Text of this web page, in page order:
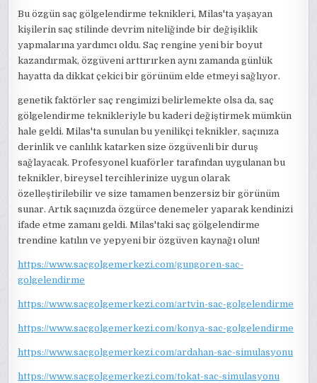
Bu özgün saç gölgelendirme teknikleri, Milas'ta yaşayan
kişilerin saç stilinde devrim niteliğinde bir değişiklik
yapmalarına yardımcı oldu. Saç rengine yeni bir boyut
kazandırmak, özgüveni arttırırken aynı zamanda günlük
hayatta da dikkat çekici bir görünüm elde etmeyi sağlıyor.
genetik faktörler saç rengimizi belirlemekte olsa da, saç
gölgelendirme teknikleriyle bu kaderi değiştirmek mümkün
hale geldi. Milas'ta sunulan bu yenilikçi teknikler, saçınıza
derinlik ve canlılık katarken size özgüvenli bir duruş
sağlayacak. Profesyonel kuaförler tarafından uygulanan bu
teknikler, bireysel tercihlerinize uygun olarak
özelleştirilebilir ve size tamamen benzersiz bir görünüm
sunar. Artık saçınızda özgürce denemeler yaparak kendinizi
ifade etme zamanı geldi. Milas'taki saç gölgelendirme
trendine katılın ve yepyeni bir özgüven kaynağı olun!
https://www.sacgolgemerkezi.com/gungoren-sac-
golgelendirme
https://www.sacgolgemerkezi.com/artvin-sac-golgelendirme
https://www.sacgolgemerkezi.com/konya-sac-golgelendirme
https://www.sacgolgemerkezi.com/ardahan-sac-simulasyonu
https://www.sacgolgemerkezi.com/tokat-sac-simulasyonu